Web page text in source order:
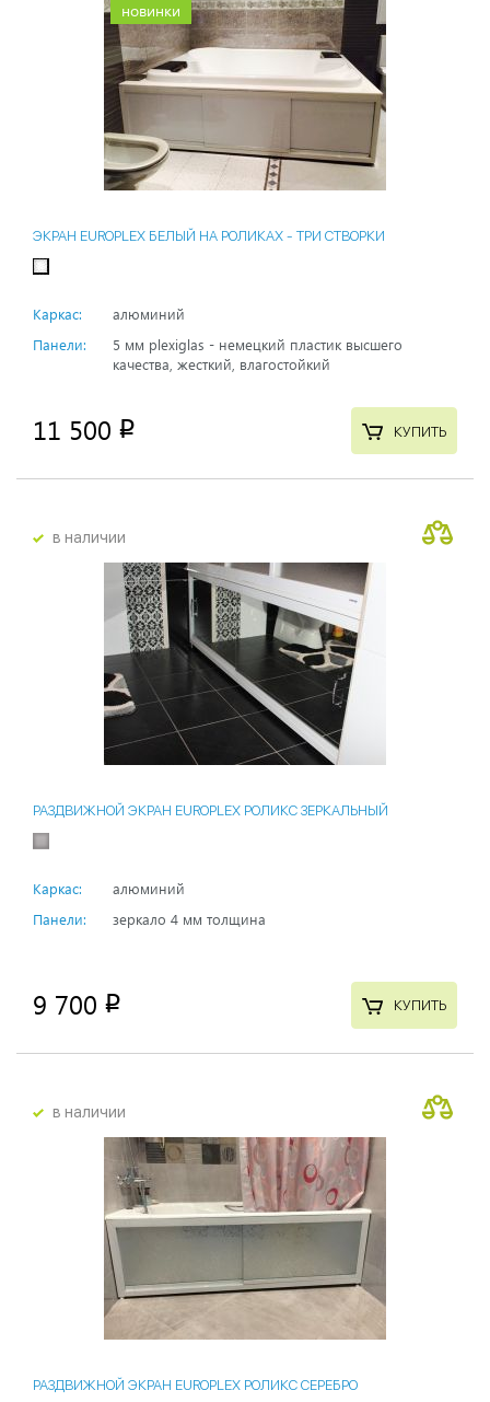
новинки
ЭКРАН EUROPLEX БЕЛЫЙ НА РОЛИКАХ - ТРИ СТВОРКИ
Каркас:
алюминий
Панели:
5 мм plexiglas - немецкий пластик высшего
качества, жесткий, влагостойкий
11 500 p КУПИТЬ
в наличии
РАЗДВИЖНОЙ ЭКРАН EUROPLEX РОЛИКС ЗЕРКАЛЬНЫЙ
Каркас:
алюминий
Панели:
зеркало 4 мм толщина
9 700 p КУПИТЬ
в наличии
РАЗДВИЖНОЙ ЭКРАН EUROPLEX РОЛИКС СЕРЕБРО